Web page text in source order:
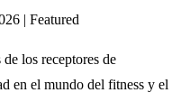
| Featured
los receptores de
en el mundo del fitness y el